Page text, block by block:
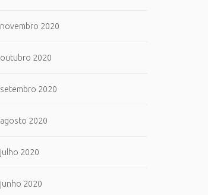
novembro 2020
outubro 2020
setembro 2020
agosto 2020
julho 2020
junho 2020